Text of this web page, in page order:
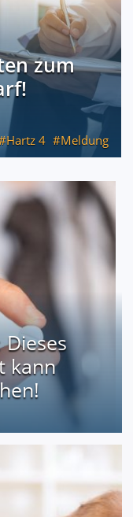
zum
Hartz 4 Meldung
kann